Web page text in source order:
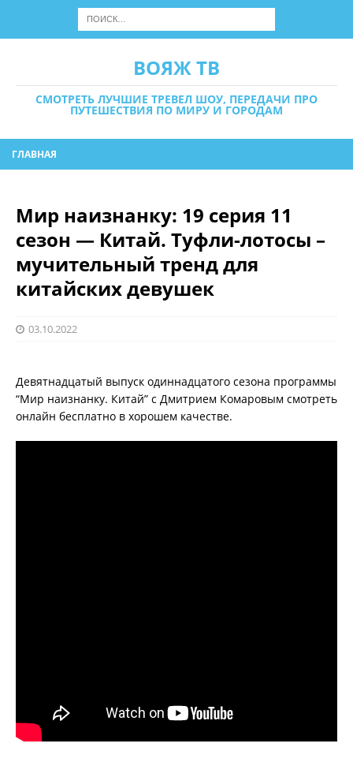
ВОЯЖ ТВ
СМОТРЕТЬ ЛУЧШИЕ ТРЕВЕЛ ШОУ, ПЕРЕДАЧИ ПРО
ПУТЕШЕСТВИЯ ПО МИРУ И ГОРОДАМ
ГЛАВНАЯ
Мир наизнанку: 19 серия 11
сезон — Китай. Туфли-лотосы –
мучительный тренд для
китайских девушек
03.10.2022
Девятнадцатый выпуск одиннадцатого сезона программы
“Мир наизнанку. Китай” с Дмитрием Комаровым смотреть
онлайн бесплатно в хорошем качестве.